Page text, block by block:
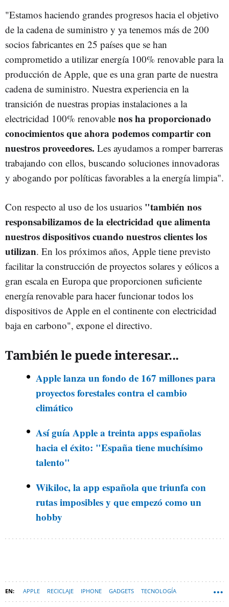
"Estamos haciendo grandes progresos hacia el objetivo
de la cadena de suministro y ya tenemos más de 200
socios fabricantes en 25 países que se han
comprometido a utilizar energía 100% renovable para la
producción de Apple, que es una gran parte de nuestra
cadena de suministro. Nuestra experiencia en la
transición de nuestras propias instalaciones a la
electricidad 100% renovable nos ha proporcionado
conocimientos que ahora podemos compartir con
nuestros proveedores. Les ayudamos a romper barreras
trabajando con ellos, buscando soluciones innovadoras
y abogando por políticas favorables a la energía limpia".
Con respecto al uso de los usuarios "también nos
responsabilizamos de la electricidad que alimenta
nuestros dispositivos cuando nuestros clientes los
utilizan. En los próximos años, Apple tiene previsto
facilitar la construcción de proyectos solares y eólicos a
gran escala en Europa que proporcionen suficiente
energía renovable para hacer funcionar todos los
dispositivos de Apple en el continente con electricidad
baja en carbono", expone el directivo.
También le puede interesar...
Apple lanza un fondo de 167 millones para
proyectos forestales contra el cambio
climático
Así guía Apple a treinta apps españolas
hacia el éxito: "España tiene muchísimo
talento"
Wikiloc, la app española que triunfa con
rutas imposibles y que empezó como un
hobby
APPLE RECICLAJE IPHONE GADGETS TECNOLOGÍA